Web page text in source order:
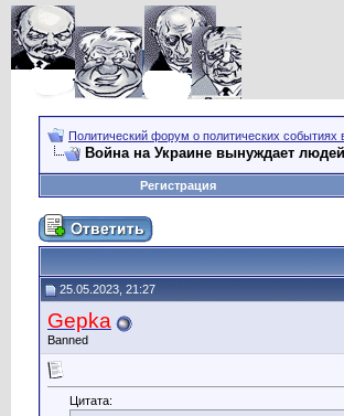
Политический форум о политических
Война на Украине вынуждает
Регистрация
25.05.2023, 21:27
Gepka
Banned
Цитата: